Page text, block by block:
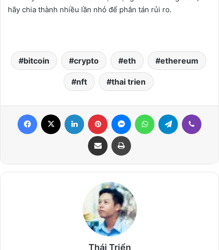
hãy chia thành nhiều lần nhỏ để phân tán rủi ro.
bitcoin crypto eth ethereum
nft thai trien
Facebook LinkedIn Pinterest MessengerWhatsAppTelegram
Share via Email Print
Thái Triển